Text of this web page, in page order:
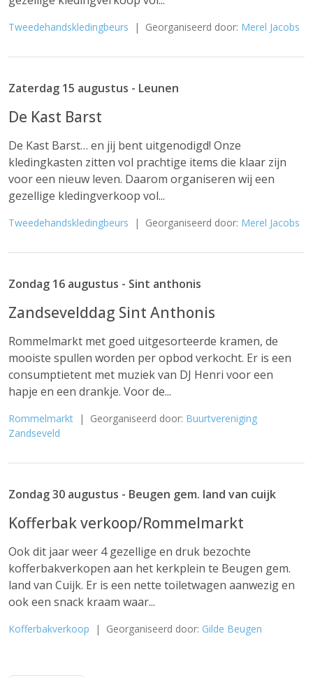
Tweedehandskledingbeurs | Georganiseerd door: Merel Jacobs
Zaterdag 15 augustus - Leunen
De Kast Barst
De Kast Barst… en jij bent uitgenodigd! Onze
kledingkasten zitten vol prachtige items die klaar zijn
voor een nieuw leven. Daarom organiseren wij een
gezellige kledingverkoop vol...
Tweedehandskledingbeurs | Georganiseerd door: Merel Jacobs
Zondag 16 augustus - Sint anthonis
Zandsevelddag Sint Anthonis
Rommelmarkt met goed uitgesorteerde kramen, de
mooiste spullen worden per opbod verkocht. Er is een
consumptietent met muziek van DJ Henri voor een
hapje en een drankje. Voor de...
Rommelmarkt | Georganiseerd door: Buurtvereniging
Zandseveld
Zondag 30 augustus - Beugen gem. land van cuijk
Kofferbak verkoop/Rommelmarkt
Ook dit jaar weer 4 gezellige en druk bezochte
kofferbakverkopen aan het kerkplein te Beugen gem.
land van Cuijk. Er is een nette toiletwagen aanwezig en
ook een snack kraam waar...
Kofferbakverkoop | Georganiseerd door: Gilde Beugen